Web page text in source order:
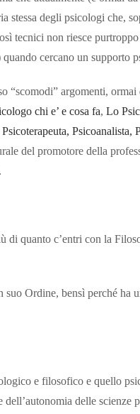
stessa degli psicologi che,
tecnici non riesce
cercano un supporto
“scomodi” argomenti, ormai
chi e’ e cosa fa, Lo
Psicoanalista,
del promotore della
di quanto c’entri con la
Ordine, bensì perché ha
e filosofico e quello
delle scienze